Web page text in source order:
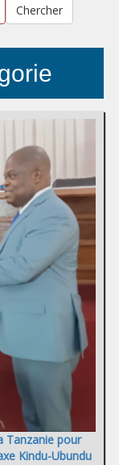
Chercher
Tanzanie pour
Kindu-Ubundu